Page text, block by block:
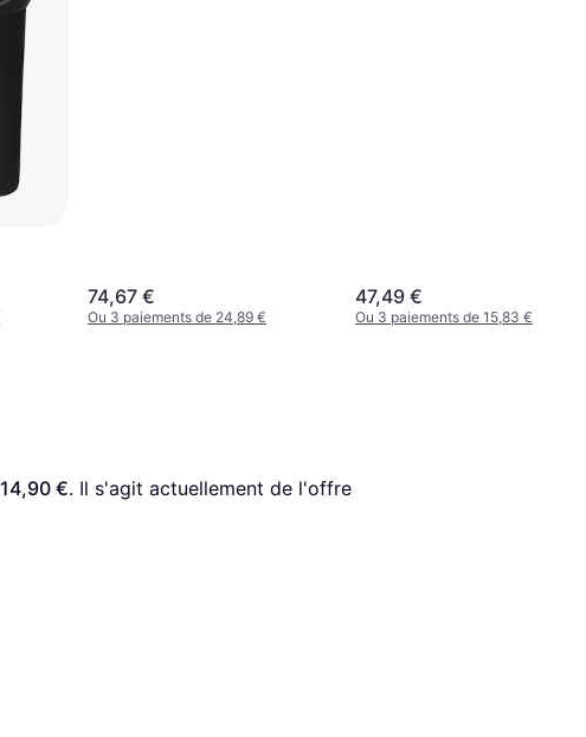
74,67 €
Ou 3 paiements de 24,89 €
47,49 €
Ou 3 paiements de 15,83 €
14,90 €. Il s'agit actuellement de l'offre